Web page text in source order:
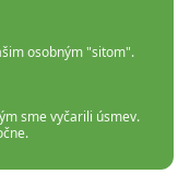
osobným "sitom".
sme vyčarili úsmev.